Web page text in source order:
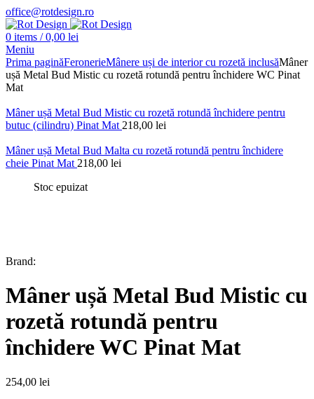
office@rotdesign.ro
0 items / 0,00 lei
Meniu
Prima paginăFeronerieMânere uși de interior cu rozetă inclusăMâner
ușă Metal Bud Mistic cu rozetă rotundă pentru închidere WC Pinat
Mat
Mâner ușă Metal Bud Mistic cu rozetă rotundă închidere pentru
butuc (cilindru) Pinat Mat 218,00 lei
Mâner ușă Metal Bud Malta cu rozetă rotundă pentru închidere
cheie Pinat Mat 218,00 lei
Stoc epuizat
Brand:
Mâner ușă Metal Bud Mistic cu
rozetă rotundă pentru
închidere WC Pinat Mat
254,00 lei